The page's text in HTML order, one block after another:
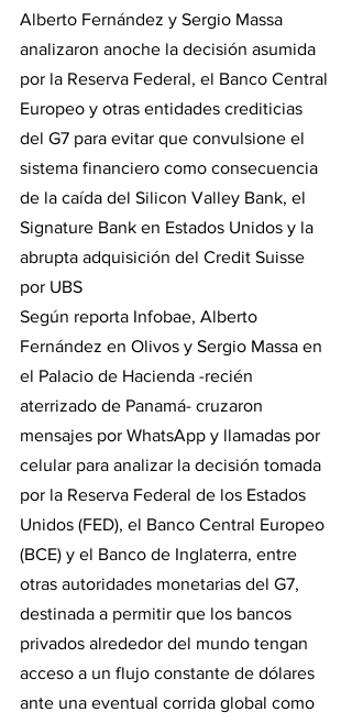
Alberto Fernández y Sergio Massa
analizaron anoche la decisión asumida
por la Reserva Federal, el Banco Central
Europeo y otras entidades crediticias
del G7 para evitar que convulsione el
sistema financiero como consecuencia
de la caída del Silicon Valley Bank, el
Signature Bank en Estados Unidos y la
abrupta adquisición del Credit Suisse
por UBS
Según reporta Infobae, Alberto
Fernández en Olivos y Sergio Massa en
el Palacio de Hacienda -recién
aterrizado de Panamá- cruzaron
mensajes por WhatsApp y llamadas por
celular para analizar la decisión tomada
por la Reserva Federal de los Estados
Unidos (FED), el Banco Central Europeo
(BCE) y el Banco de Inglaterra, entre
otras autoridades monetarias del G7,
destinada a permitir que los bancos
privados alrededor del mundo tengan
acceso a un flujo constante de dólares
ante una eventual corrida global como